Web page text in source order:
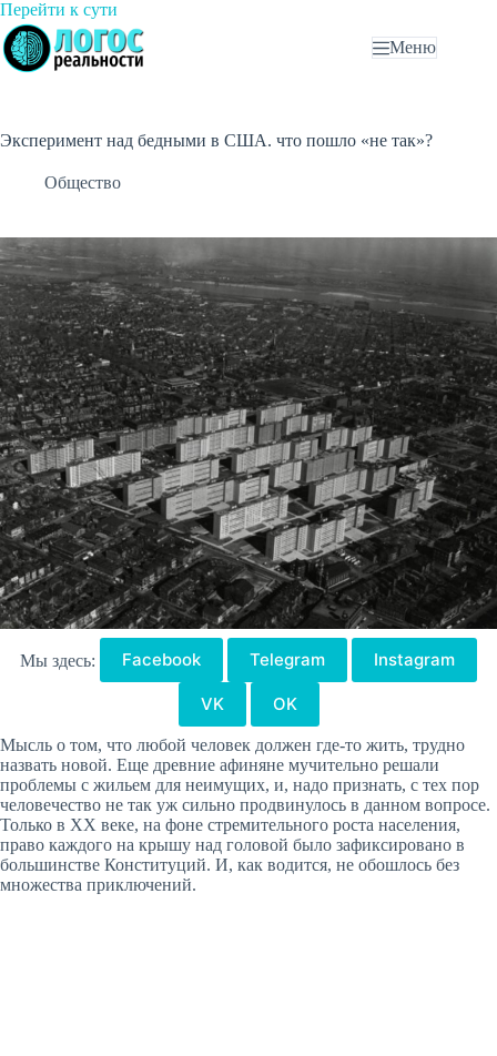
Перейти к сути
к
сути
Меню
Эксперимент над бедными в США. что пошло «не так»?
Общество
Мы здесь: Facebook Telegram Instagram
VK OK
Мысль о том, что любой человек должен где-то жить, трудно
назвать новой. Еще древние афиняне мучительно решали
проблемы с жильем для неимущих, и, надо признать, с тех пор
человечество не так уж сильно продвинулось в данном вопросе.
Только в XX веке, на фоне стремительного роста населения,
право каждого на крышу над головой было зафиксировано в
большинстве Конституций. И, как водится, не обошлось без
множества приключений.